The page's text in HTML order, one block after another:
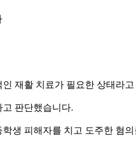
재활 치료가 필요한 상태라
판단했습니다.
생 피해자를 치고 도주한 혐